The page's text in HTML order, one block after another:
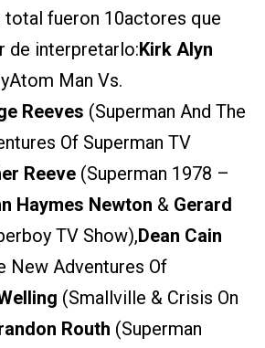
total fueron 10actores que
de interpretarlo:Kirk Alyn
Man Vs.
Reeves (Superman And The
Of Superman TV
Reeve (Superman 1978 –
Haymes Newton & Gerard
TV Show),Dean Cain
New Adventures Of
(Smallville & Crisis On
Routh (Superman